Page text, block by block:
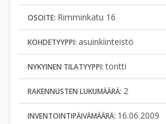
OSOITE: Rimminkatu 16
KOHDETYYPPI: asuinkiinteistö
NYKYINEN TILATYYPPI:tontti
RAKENNUSTEN LUKUMÄÄRÄ: 2
INVENTOINTIPÄIVÄMÄÄRÄ: 16.06.2009